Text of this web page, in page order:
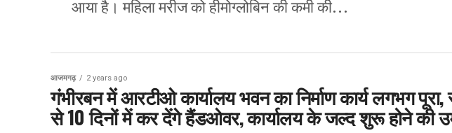
आया है। महिला मरीज को हीमोग्लोबिन की कमी की...
आजमगढ़ 2 years ago
गंभीरबन में आरटीओ कार्यालय भवन का निर्माण कार्य लगभग
से 10 दिनों में कर देंगे हैंडओवर, कार्यालय के जल्द शुरू होने की